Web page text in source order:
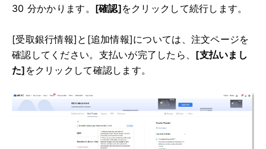
30 分かかります。 [確認]をクリックして続行します。
[受取銀行情報]と[追加情報]については、注文ページを
確認してください。 支払いが完了したら、 [支払いまし
た] をクリックして確認します。